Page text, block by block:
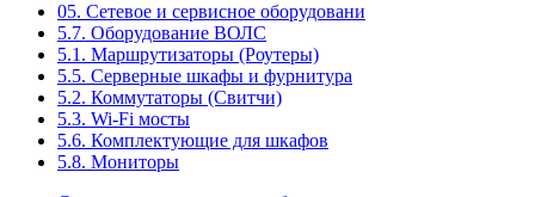
05. Сетевое и сервисное оборудовани
5.7. Оборудование ВОЛС
5.1. Маршрутизаторы (Роутеры)
5.5. Серверные шкафы и фурнитура
5.2. Коммутаторы (Свитчи)
5.3. Wi-Fi мосты
5.6. Комплектующие для шкафов
5.8. Мониторы